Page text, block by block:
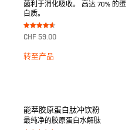
菌利于消化吸收。 高达 70% 的蛋
白质。
Bewertet
mit
von 5
CHF 59.00
转至产品
能萃胶原蛋白肽冲饮粉
最纯净的胶原蛋白水解肽